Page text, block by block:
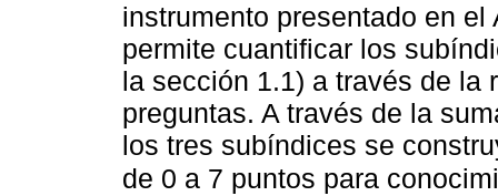
instrumento presentado en
permite cuantificar los
la sección 1.1) a través de la
preguntas. A través de la
los tres subíndices se
de 0 a 7 puntos para